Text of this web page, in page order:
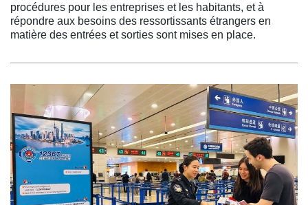
procédures pour les entreprises et les habitants, et à
répondre aux besoins des ressortissants étrangers en
matière des entrées et sorties sont mises en place.